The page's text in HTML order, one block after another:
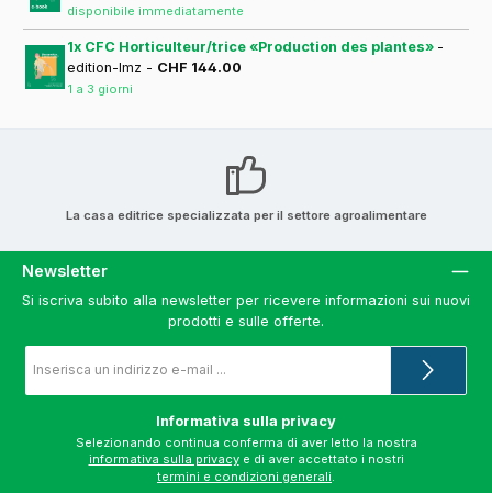
disponibile immediatamente
1x CFC Horticulteur/trice «Production des plantes» -
edition-lmz - CHF 144.00
1 a 3 giorni
La casa editrice specializzata per il settore agroalimentare
Newsletter
Si iscriva subito alla newsletter per ricevere informazioni sui nuovi
prodotti e sulle offerte.
e-
*
Informativa sulla privacy
informativa sulla privacy
termini e condizioni generali.